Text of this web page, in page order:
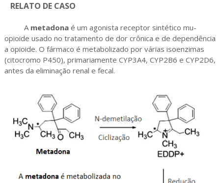
RELATO DE CASO
A metadonaé um agonista receptor sintético mu-
opioide usado no tratamento de dor crônica e de dependência
a opioide. O fármaco é metabolizado por várias isoenzimas
(citocromo P450), primariamente CYP3A4, CYP2B6 e CYP2D6,
antes da eliminação renal e fecal.